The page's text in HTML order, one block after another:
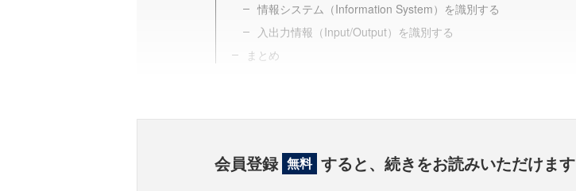
情報システム（Information System）を識別する
入出力情報（Input/Output）を識別する
まとめ
会員登録 無料 すると、続きをお読みいただけます